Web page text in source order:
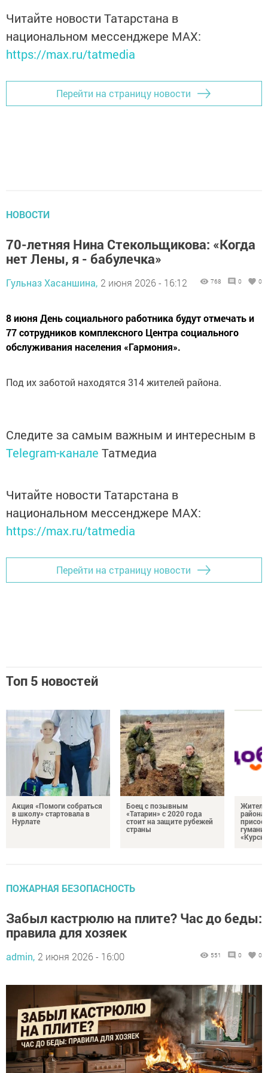
Читайте новости Татарстана в
национальном мессенджере MАХ:
https://max.ru/tatmedia
Перейти на страницу новости
НОВОСТИ
70-летняя Нина Стекольщикова: «Когда
нет Лены, я - бабулечка»
Гульназ Хасаншина, 2 июня 2026 - 16:12 768 0 0
8 июня День социального работника будут отмечать и
77 сотрудников комплексного Центра социального
обслуживания населения «Гармония».
Под их заботой находятся 314 жителей района.
Следите за самым важным и интересным в
Telegram-канале Татмедиа
Читайте новости Татарстана в
национальном мессенджере MАХ:
https://max.ru/tatmedia
Перейти на страницу новости
Топ 5 новостей
Акция «Помоги собраться
в школу» стартовала в
Нурлате
Боец с позывным
«Татарин» с 2020 года
стоит на защите рубежей
страны
района
ПОЖАРНАЯ БЕЗОПАСНОСТЬ
Забыл кастрюлю на плите? Час до беды:
правила для хозяек
admin, 2 июня 2026 - 16:00 551 0 0